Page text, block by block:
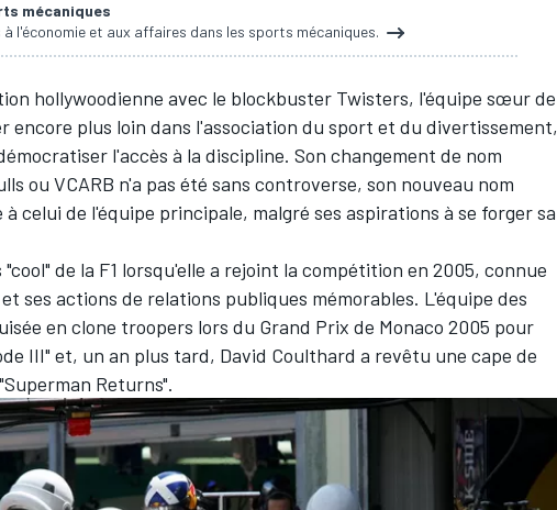
mécaniques
l'économie et aux affaires dans les sports mécaniques.
hollywoodienne avec le blockbuster Twisters, l'équipe sœur de
encore plus loin dans l'association du sport et du divertissement,
l'accès à la discipline. Son changement de nom
ou VCARB n'a pas été sans controverse, son nouveau nom
celui de l'équipe principale, malgré ses aspirations à se forger sa
de la F1 lorsqu'elle a rejoint la compétition en 2005, connue
ses actions de relations publiques mémorables. L'équipe des
en clone troopers lors du Grand Prix de Monaco 2005 pour
III" et, un an plus tard, David Coulthard a revêtu une cape de
Returns".